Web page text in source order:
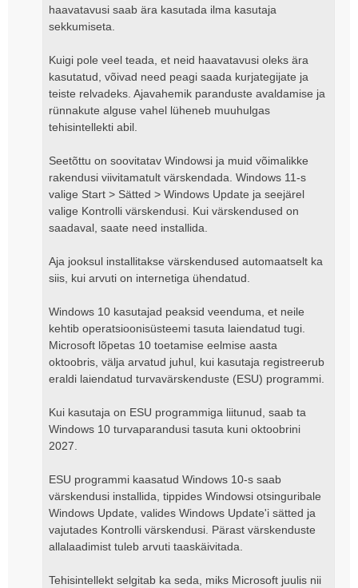
haavatavusi saab ära kasutada ilma kasutaja
sekkumiseta.
Kuigi pole veel teada, et neid haavatavusi oleks ära
kasutatud, võivad need peagi saada kurjategijate ja
teiste relvadeks. Ajavahemik paranduste avaldamise ja
rünnakute alguse vahel lüheneb muuhulgas
tehisintellekti abil.
Seetõttu on soovitatav Windowsi ja muid võimalikke
rakendusi viivitamatult värskendada. Windows 11-s
valige Start > Sätted > Windows Update ja seejärel
valige Kontrolli värskendusi. Kui värskendused on
saadaval, saate need installida.
Aja jooksul installitakse värskendused automaatselt ka
siis, kui arvuti on internetiga ühendatud.
Windows 10 kasutajad peaksid veenduma, et neile
kehtib operatsioonisüsteemi tasuta laiendatud tugi.
Microsoft lõpetas 10 toetamise eelmise aasta
oktoobris, välja arvatud juhul, kui kasutaja registreerub
eraldi laiendatud turvavärskenduste (ESU) programmi.
Kui kasutaja on ESU programmiga liitunud, saab ta
Windows 10 turvaparandusi tasuta kuni oktoobrini
2027.
ESU programmi kaasatud Windows 10-s saab
värskendusi installida, tippides Windowsi otsinguribale
Windows Update, valides Windows Update'i sätted ja
vajutades Kontrolli värskendusi. Pärast värskenduste
allalaadimist tuleb arvuti taaskäivitada.
Tehisintellekt selgitab ka seda, miks Microsoft juulis nii